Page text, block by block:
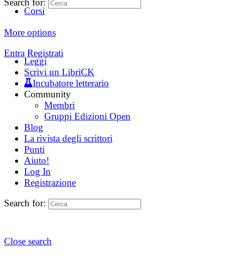
Corsi
More options
Entra Registrati
Search for:
Leggi
Scrivi un LibriCK
Incubatore letterario
Community
Membri
Gruppi Edizioni Open
Blog
La rivista degli scrittori
Punti
Aiuto!
Log In
Registrazione
Search for:
Close search